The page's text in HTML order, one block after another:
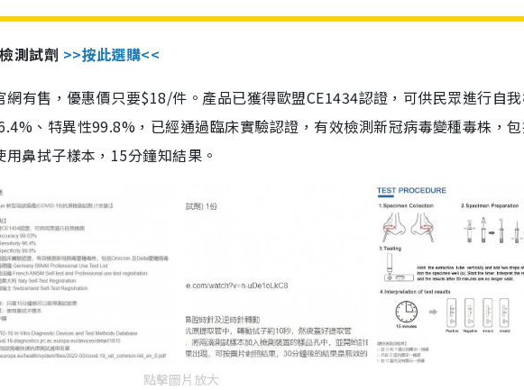
測試劑 >>按此選購<<
有售，優惠價只要$18/件。產品已獲得歐盟CE1434認證，可供民眾進行自
、特異性99.8%，已經通過臨床實驗認證，有效檢測新冠病毒變種毒株，
鼻拭子樣本，15分鐘知結果。
點擊圖片放大